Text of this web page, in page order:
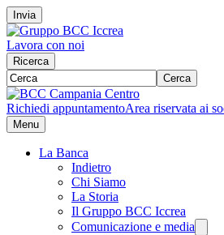
Invia
Lavora con noi
Ricerca
Cerca
Richiedi appuntamentoArea riservata ai
Menu
La Banca
Indietro
Chi Siamo
La Storia
Il Gruppo BCC Iccrea
Comunicazione e media